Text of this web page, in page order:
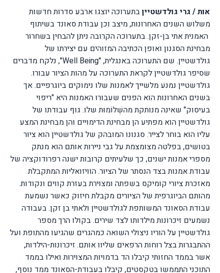
/ גרי גולדשטייןבתערוכה יוצגו ארבע סדרות חדשות
משלוש השנים האחרונות, מיצב וכן עבודת סאונד בשיתוף
האמנית אתי בן-זקן. בתערוכה הקרובה ניתן להבחין בשחרור
מבחינת הסגנון ואופן הכתיבה המזוהים עם יצירתו של
גולדשטיין. שם התערוכה באנגלית,Well Being"", נלקח מדברים
שסיפר גולדשטיין לקראת התערוכה על מהות הציור עבורו.
גולדשטיין נמנע מלשייך לאמנות שלו נימוקים ביוגרפיים. אך
בשנים האחרונות הוא הפנים שעבורו האמנות היא "ריפוי
בעיסוק" שאינה מנותקת מהשְׁלוֹמוּת שלו. גוף עבודתו של
גולדשטיין הוא מפתיע הן מבחינת הדימויים והן מבחינת המצע
עליו הוא בוחר לצייר.סגנונו המובהק של גולדשטיין הוא ציור
בטושים, בפלטה מצומצמת על גבי ניירות אותם הוא מנתק
מספרי אמנות ישנים, כך שלעיתים קרובות ישנה רפרודוקציה של
עבודת אמנות בצד הנסתר של הציור. הוויזואליות המתקבלת
מאזכרת ציורי קומיקס בשפתה ומצוירת בעזרת קווים ונקודות.
מהותם הביוגרפית של הציורים מקבלת חיזוק כאשר נשמעת
עבודת הסאונד המשותפת לגולדשטיין ולאתי בן זקן. בעבודה
נשמעים זיכרונות מילדותו לצד שירים. בקולו הרך מספר
גולדשטיין על הוריו ניצולי השואה כמהגרים שהגיעו מהתופת ועל
ההתבגרות בצל רוחות הרפאים שליוו אותם. זיכרונות-הילדות,
אשר בממד החזותי קיבלו הד בדמויות המצוירות ואילו בממד
התוכני התממשו בטקסטים, קיבלו בעבודת-הסאונד ממד נוסף,